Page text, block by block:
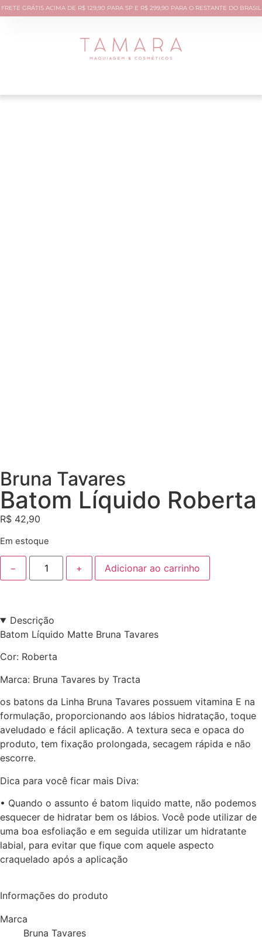
FRETE GRÁTIS ACIMA DE R$ 129,90 PARA SP E R$ 299,90 PARA O RESTANTE DO BRASIL
Bruna Tavares
Batom Líquido Roberta
R$ 42,90
Em estoque
− + Adicionar ao carrinho
Descrição
Batom Líquido Matte Bruna Tavares
Cor: Roberta
Marca: Bruna Tavares by Tracta
os batons da Linha Bruna Tavares possuem vitamina E na
formulação, proporcionando aos lábios hidratação, toque
aveludado e fácil aplicação. A textura seca e opaca do
produto, tem fixação prolongada, secagem rápida e não
escorre.
Dica para você ficar mais Diva:
• Quando o assunto é batom liquido matte, não podemos
esquecer de hidratar bem os lábios. Você pode utilizar de
uma boa esfoliação e em seguida utilizar um hidratante
labial, para evitar que fique com aquele aspecto
craquelado após a aplicação
Informações do produto
Marca
Bruna Tavares